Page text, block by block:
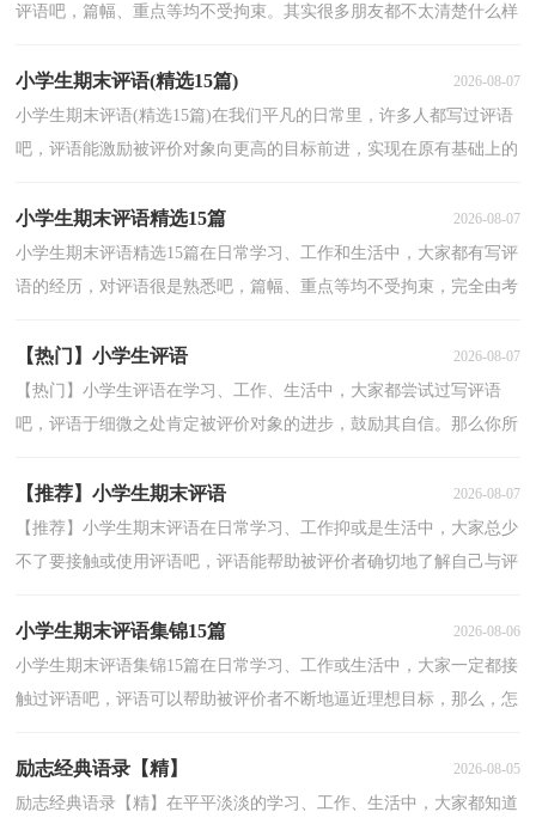
评语吧，篇幅、重点等均不受拘束。其实很多朋友都不太清楚什么样
小学生期末评语(精选15篇) 2026-08-07
小学生期末评语(精选15篇)在我们平凡的日常里，许多人都写过评语
吧，评语能激励被评价对象向更高的目标前进，实现在原有基础上的
小学生期末评语精选15篇 2026-08-07
小学生期末评语精选15篇在日常学习、工作和生活中，大家都有写评
语的经历，对评语很是熟悉吧，篇幅、重点等均不受拘束，完全由考
【热门】小学生评语 2026-08-07
【热门】小学生评语在学习、工作、生活中，大家都尝试过写评语
吧，评语于细微之处肯定被评价对象的进步，鼓励其自信。那么你所
【推荐】小学生期末评语 2026-08-07
【推荐】小学生期末评语在日常学习、工作抑或是生活中，大家总少
不了要接触或使用评语吧，评语能帮助被评价者确切地了解自己与评
小学生期末评语集锦15篇 2026-08-06
小学生期末评语集锦15篇在日常学习、工作或生活中，大家一定都接
触过评语吧，评语可以帮助被评价者不断地逼近理想目标，那么，怎
励志经典语录【精】 2026-08-05
励志经典语录【精】在平平淡淡的学习、工作、生活中，大家都知道